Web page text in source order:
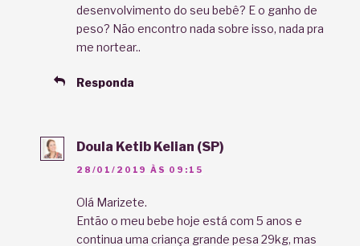
desenvolvimento do seu bebê? E o ganho de
peso? Não encontro nada sobre isso, nada pra
me nortear..
Responda
Doula Ketib Kelian (SP)
28/01/2019 ÀS 09:15
Olá Marizete.
Então o meu bebe hoje está com 5 anos e
continua uma criança grande pesa 29kg, mas